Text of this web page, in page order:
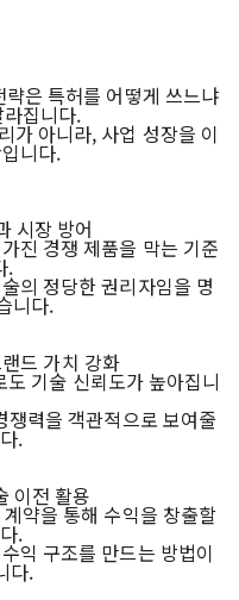
은 특허를 어떻게 쓰느냐
집니다.
가 아니라, 사업 성장을 이
니다.
시장 방어
진 경쟁 제품을 막는 기준
.
의 정당한 권리자임을 명
니다.
드 가치 강화
기술 신뢰도가 높아집니
력을 객관적으로 보여줄
.
이전 활용
약을 통해 수익을 창출할
.
익 구조를 만드는 방법이
다.